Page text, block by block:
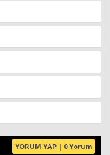
YORUM YAP | 0 Yorum